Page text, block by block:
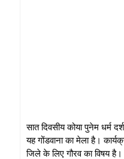
सात दिवसीय कोया पुनेम धर्म
यह गोंडवाना का मेला है।
जिले के लिए गौरव का विषय है।